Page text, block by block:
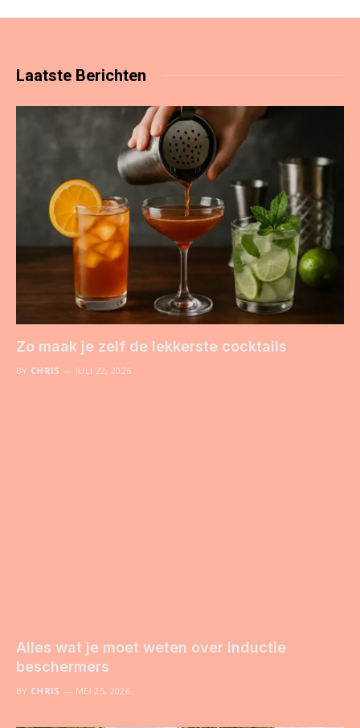
Laatste Berichten
Zo maak je zelf de lekkerste cocktails
BY CHRIS JULI 22, 2026
Alles wat je moet weten over inductie
beschermers
BY CHRIS MEI 25, 2026